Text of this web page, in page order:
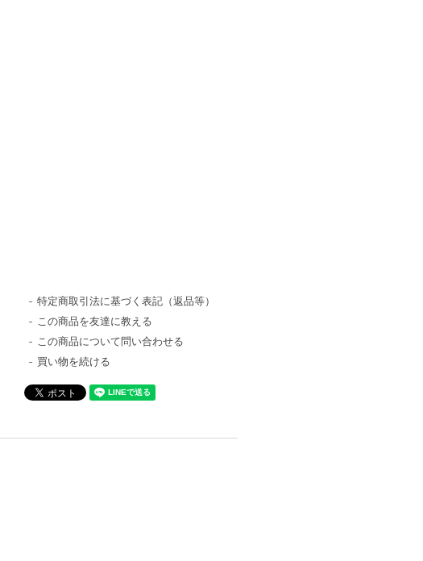
特定商取引法に基づく表記（返品等）
この商品を友達に教える
この商品について問い合わせる
買い物を続ける